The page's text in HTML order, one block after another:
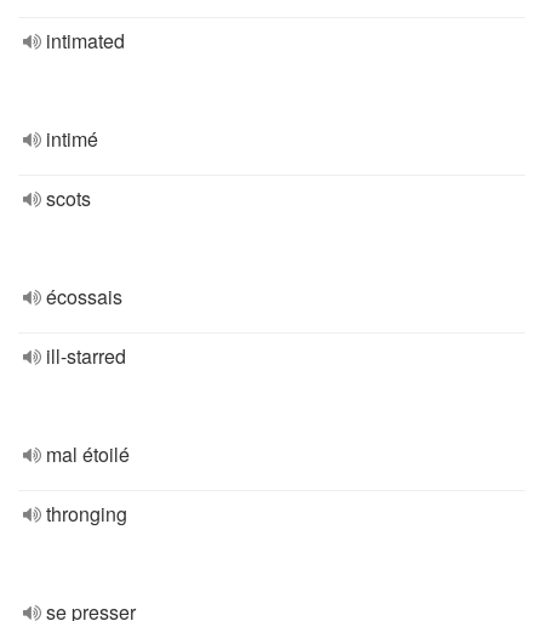
intimated
intimé
scots
écossais
ill-starred
mal étoilé
thronging
se presser